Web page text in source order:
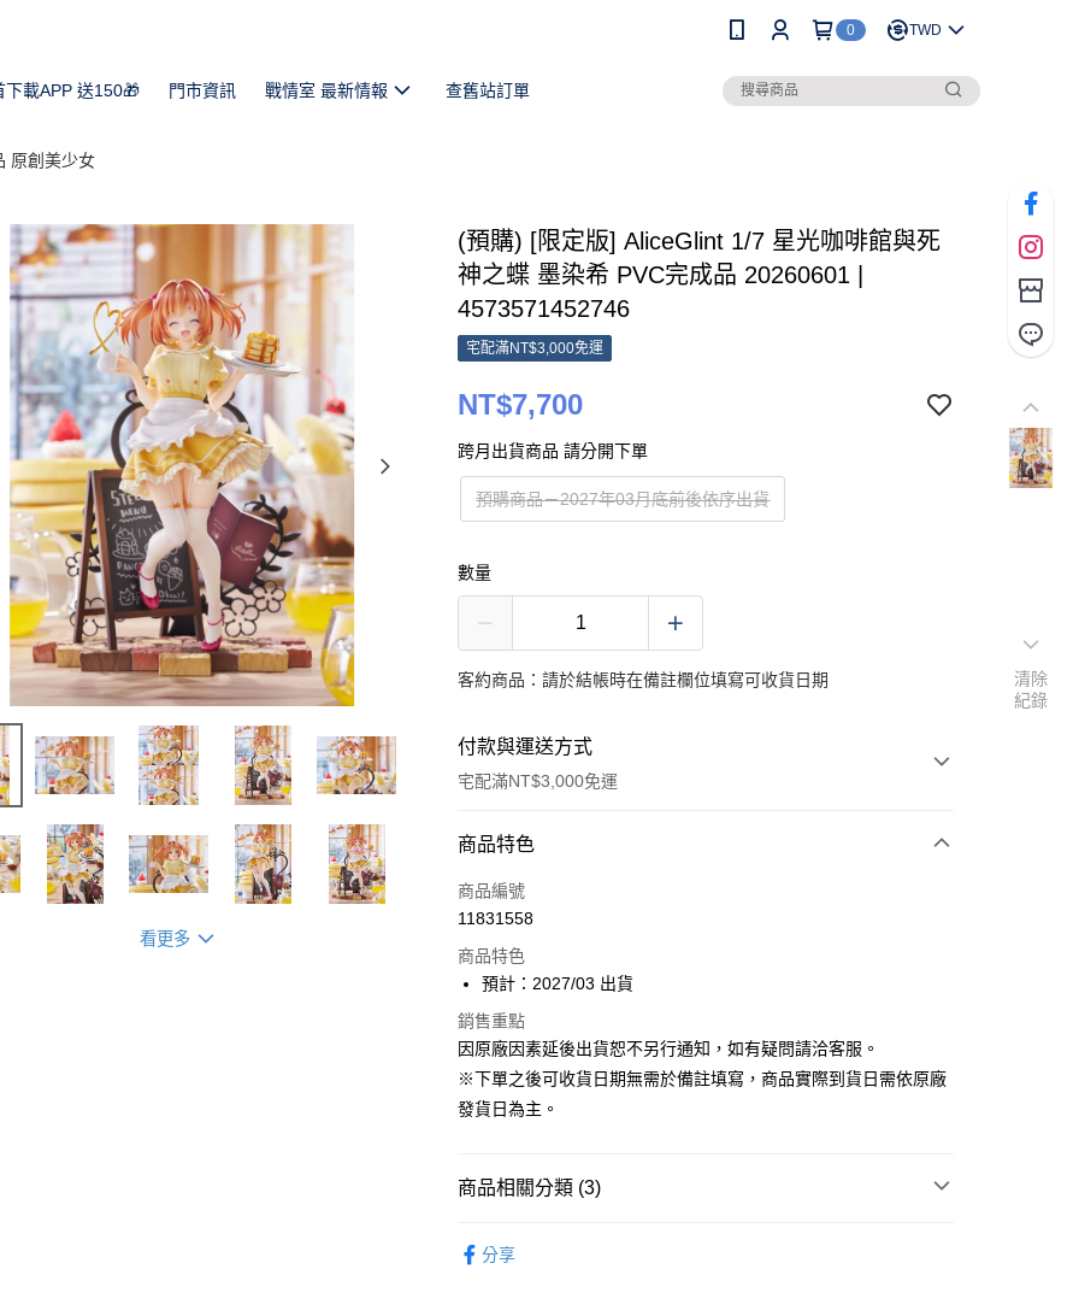
0 TWD
下載APP 送150🎁 門市資訊 戰情室 最新情報 查舊站訂單
原創美少女
看更多
(預購) [限定版] AliceGlint 1/7 星光咖啡館與死
神之蝶 墨染希 PVC完成品 20260601 |
4573571452746
宅配滿NT$3,000免運
NT$7,700
跨月出貨商品 請分開下單
預購商品－2027年03月底前後依序出貨
數量
客約商品：請於結帳時在備註欄位填寫可收貨日期
付款與運送方式
宅配滿NT$3,000免運
付款方式
信用卡一次付款
ATM付款
運送方式
預購-宅配(舊)
預購-宅配(離島)(舊)
東海門市自取，需自備購物袋取貨唷。
商品特色
商品編號
11831558
商品特色
預計：2027/03 出貨
銷售重點
因原廠因素延後出貨恕不另行通知，如有疑問請洽客服。
※下單之後可收貨日期無需於備註填寫，商品實際到貨日需依原廠
發貨日為主。
商品相關分類 (3)
分享
清除
紀錄